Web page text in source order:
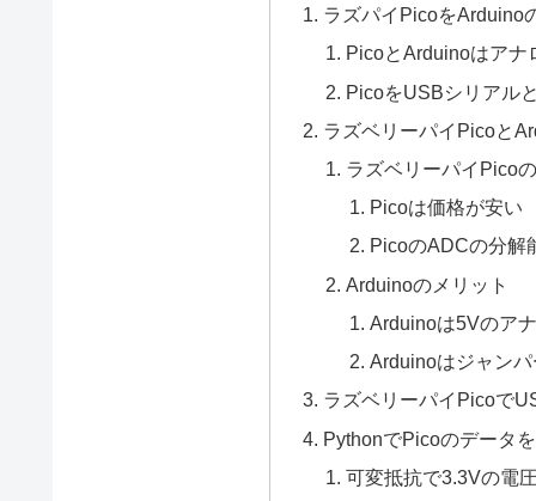
ラズパイPicoをArduino
PicoとArduinoはアナ
PicoをUSBシリアル
ラズベリーパイPicoと
ラズベリーパイPico
Picoは価格が安い
PicoのADCの分解
Arduinoのメリット
Arduinoは5Vのア
Arduinoはジャン
ラズベリーパイPicoで
PythonでPicoのデータ
可変抵抗で3.3Vの電